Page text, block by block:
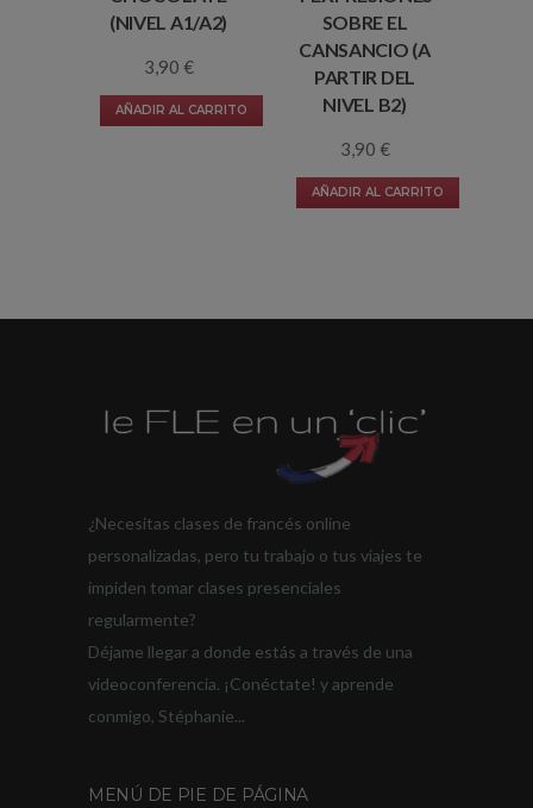
(NIVEL A1/A2)
3,90 €
AÑADIR AL CARRITO
SOBRE EL
CANSANCIO (A
PARTIR DEL
NIVEL B2)
3,90 €
AÑADIR AL CARRITO
¿Necesitas clases de francés online
personalizadas, pero tu trabajo o tus viajes te
impiden tomar clases presenciales
regularmente?
Déjame llegar a donde estás a través de una
videoconferencia. ¡Conéctate! y aprende
conmigo, Stéphanie...
MENÚ DE PIE DE PÁGINA